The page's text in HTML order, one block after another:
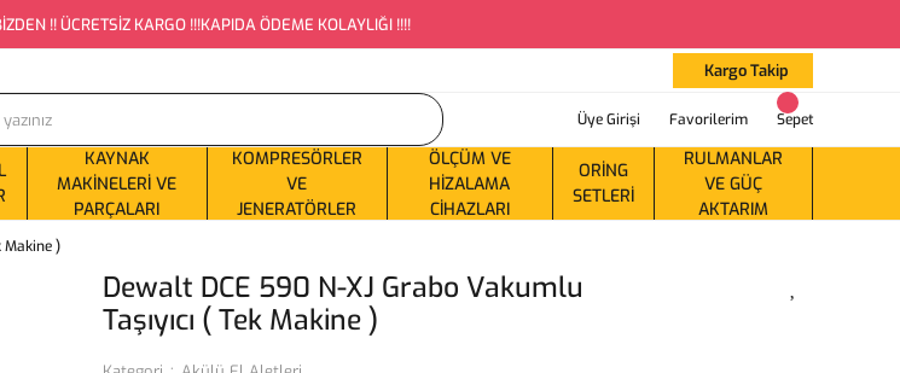
!! ÜCRETSİZ KARGO !!!KAPIDA ÖDEME KOLAYLIĞI !!!!
Kargo Takip
Üye Girişi Favorilerim Sepet
KAYNAK
MAKINELERI VE
PARÇALARI
KOMPRESÖRLER
VE
JENERATÖRLER
ÖLÇÜM VE
HIZALAMA
CIHAZLARI
ORING
SETLERI
RULMANLAR
VE GÜÇ
AKTARIM
Makine )
Dewalt DCE 590 N-XJ Grabo Vakumlu
Taşıyıcı ( Tek Makine )